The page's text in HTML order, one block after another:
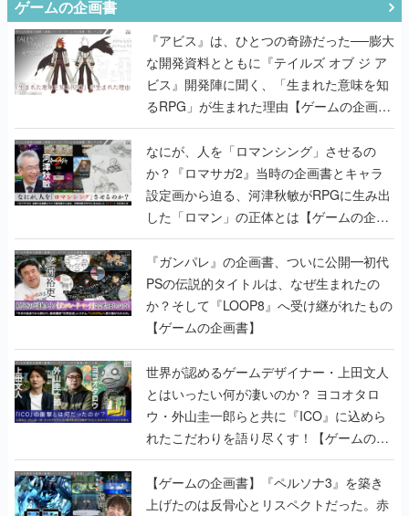
ゲームの企画書
『アビス』は、ひとつの奇跡だった──膨大
な開発資料とともに『テイルズ オブ ジ ア
ビス』開発陣に聞く、「生まれた意味を知
るRPG」が生まれた理由【ゲームの企画
書】
なにが、人を「ロマンシング」させるの
か？『ロマサガ2』当時の企画書とキャラ
設定画から迫る、河津秋敏がRPGに生み出
した「ロマン」の正体とは【ゲームの企画
書】
『ガンパレ』の企画書、ついに公開━初代
PSの伝説的タイトルは、なぜ生まれたの
か？そして『LOOP8』へ受け継がれたもの
【ゲームの企画書】
世界が認めるゲームデザイナー・上田文人
とはいったい何が凄いのか？ ヨコオタロ
ウ・外山圭一郎らと共に『ICO』に込めら
れたこだわりを語り尽くす！【ゲームの企
画書】
【ゲームの企画書】『ペルソナ3』を築き
上げたのは反骨心とリスペクトだった。赤